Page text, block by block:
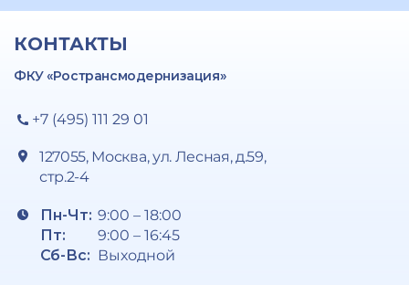
КОНТАКТЫ
ФКУ «Ространсмодернизация»
+7 (495) 111 29 01
127055, Москва, ул. Лесная, д.59,
стр.2-4
Пн-Чт:
Пт:
Сб-Вс:
9:00 – 18:00
9:00 – 16:45
Выходной